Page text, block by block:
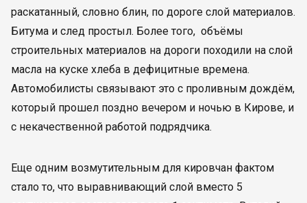
раскатанный, словно блин, по дороге слой материалов.
Битума и след простыл. Более того, объёмы
строительных материалов на дороги походили на слой
масла на куске хлеба в дефицитные времена.
Автомобилисты связывают это с проливным дождём,
который прошел поздно вечером и ночью в Кирове, и
с некачественной работой подрядчика.
Еще одним возмутительным для кировчан фактом
стало то, что выравнивающий слой вместо 5